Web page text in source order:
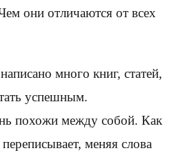
они отличаются от всех
много книг, статей,
успешным.
похожи между собой. Как
меняя слова